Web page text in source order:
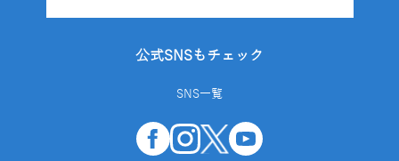
公式SNSもチェック
SNS一覧